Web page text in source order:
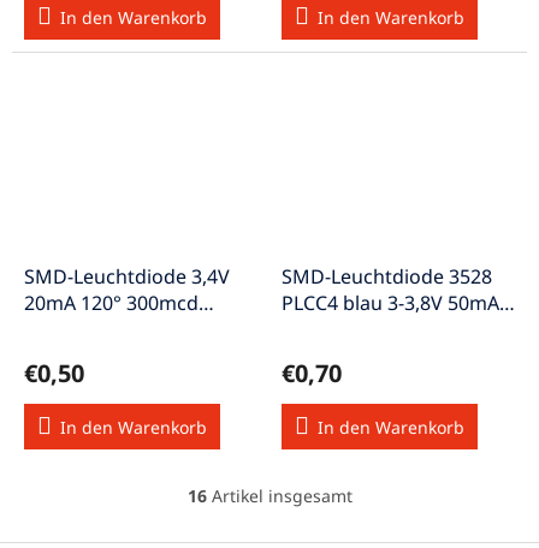
In den Warenkorb In den Warenkorb
SMD-Leuchtdiode 3,4V
20mA 120° 300mcd
€0,50
In den Warenkorb
SMD-Leuchtdiode 3528
PLCC4 blau 3-3,8V 50mA
€0,70
In den Warenkorb
S
16Artikel insgesamt